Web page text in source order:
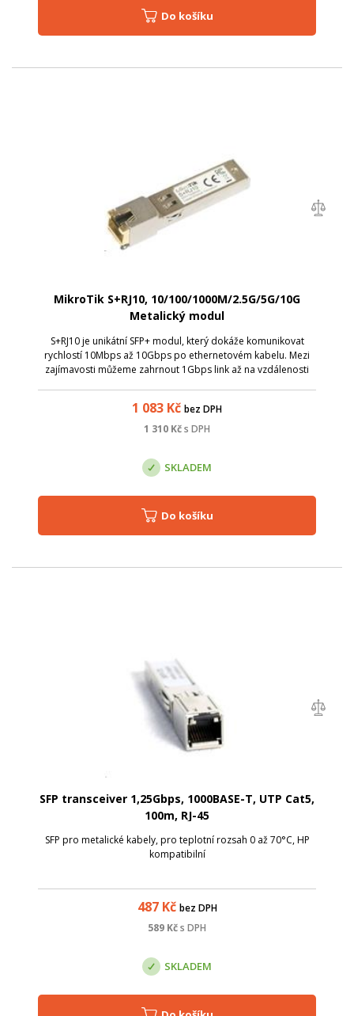
Do košíku
MikroTik S+RJ10, 10/100/1000M/2.5G/5G/10G
Metalický modul
S+RJ10 je unikátní SFP+ modul, který dokáže komunikovat
rychlostí 10Mbps až 10Gbps po ethernetovém kabelu. Mezi
zajímavosti můžeme zahrnout 1Gbps link až na vzdálenosti
1 083 Kč bez DPH
1 310 Kčs DPH
SKLADEM
Do košíku
SFP transceiver 1,25Gbps, 1000BASE-T, UTP Cat5,
100m, RJ-45
SFP pro metalické kabely, pro teplotní rozsah 0 až 70°C, HP
kompatibilní
487Kč bez DPH
589 Kčs DPH
SKLADEM